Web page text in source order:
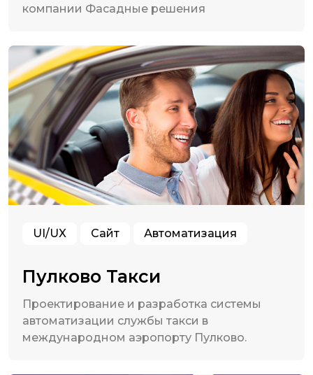
компании Фасадные решения
UI/UX Сайт Автоматизация
Пулково Такси
Проектирование и разработка системы
автоматизации службы такси в
международном аэропорту Пулково.